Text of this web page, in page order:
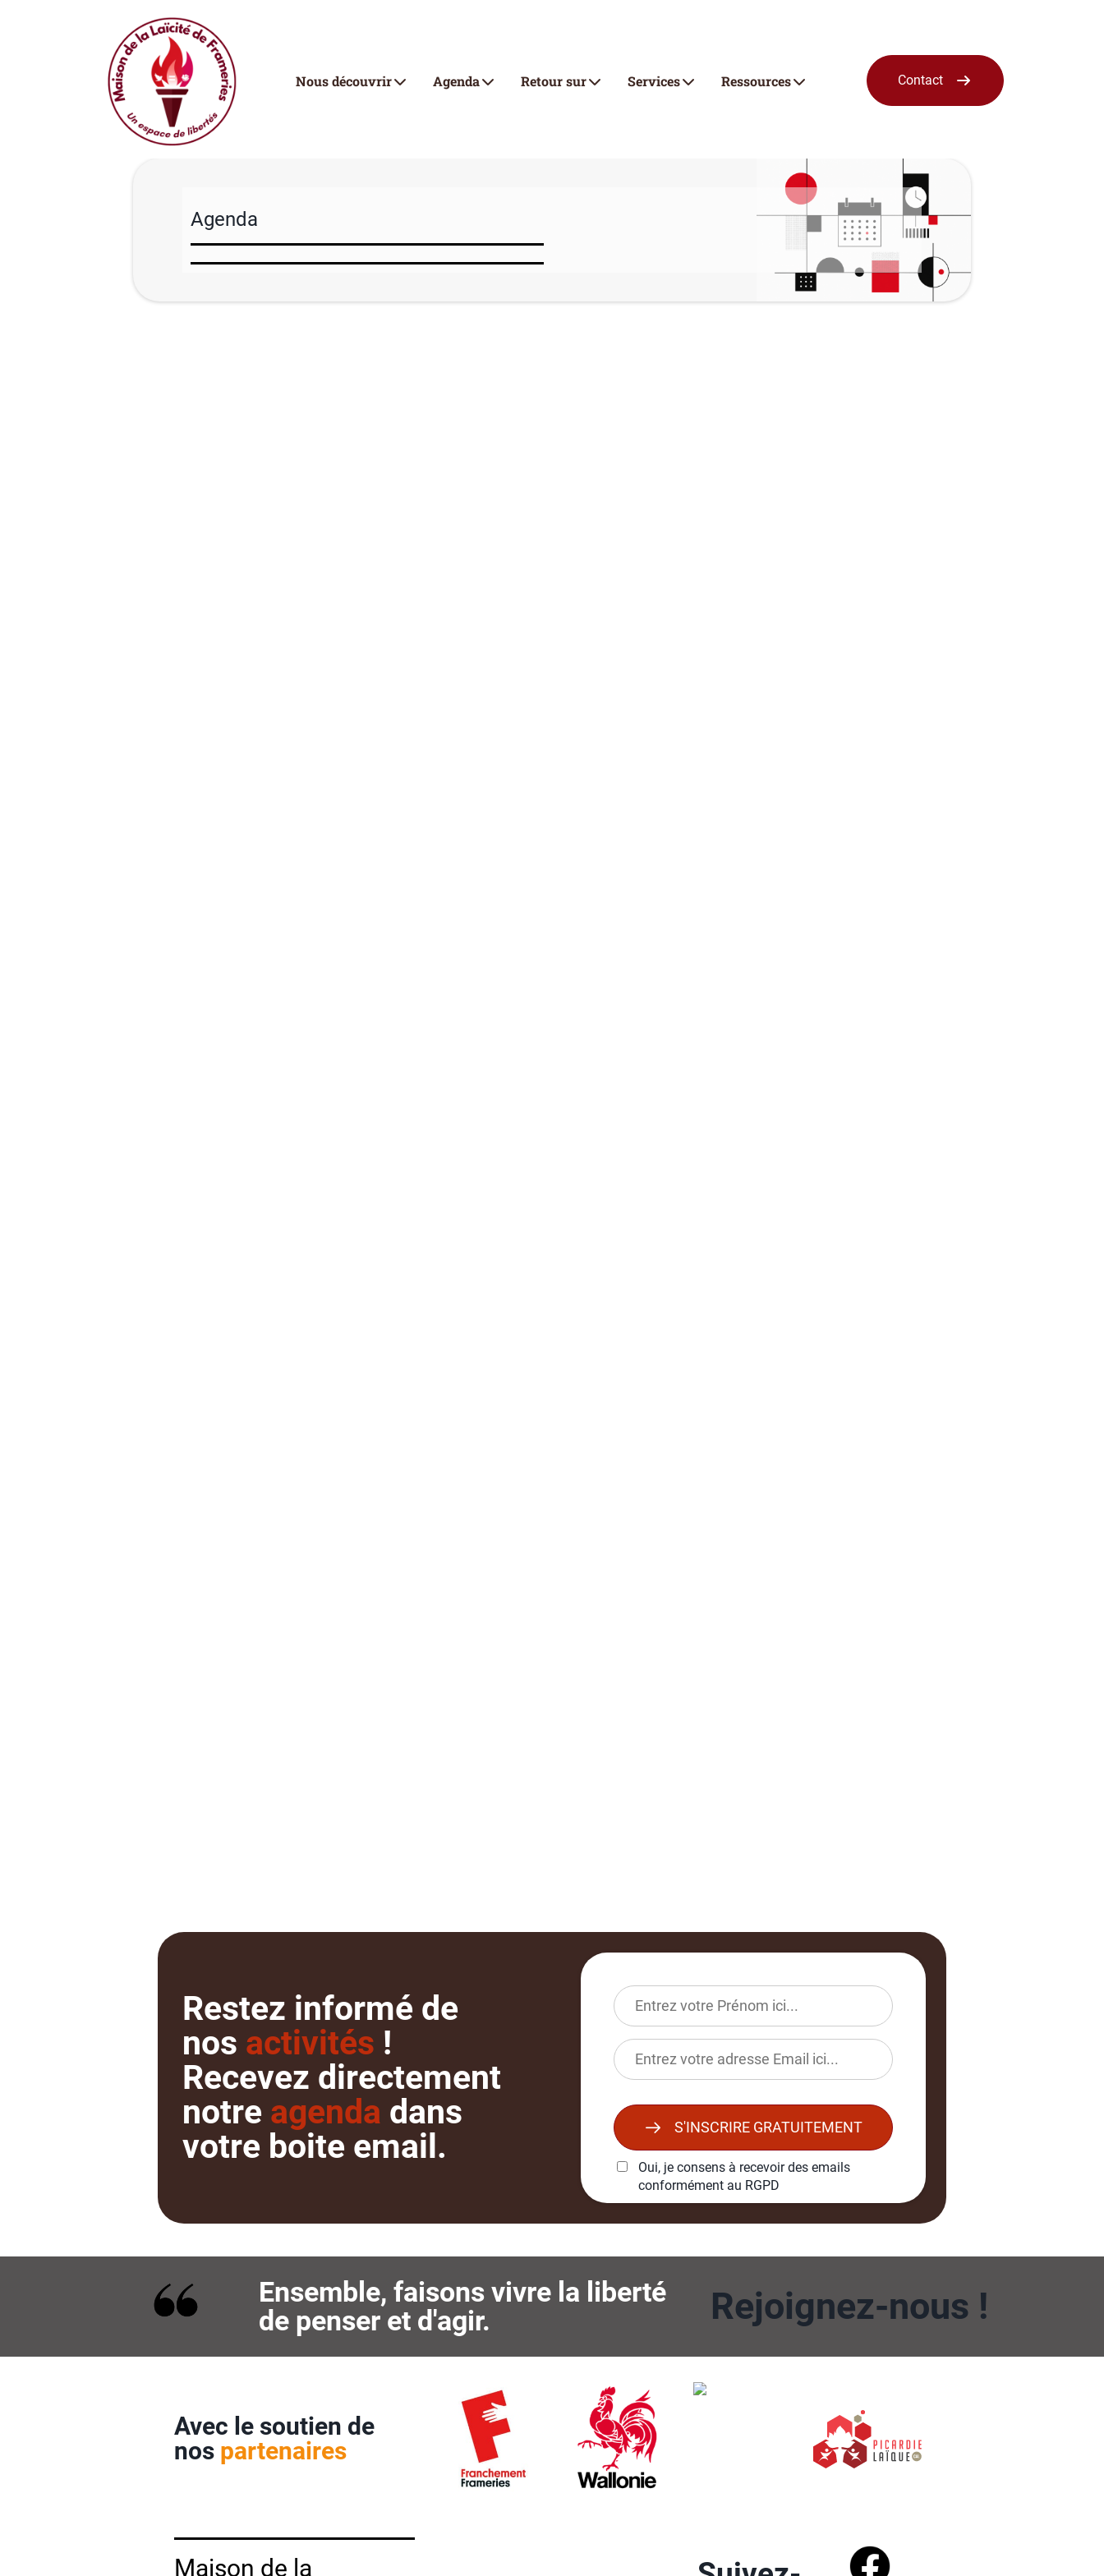
Nous découvrir Agenda Retour sur Services Ressources Contact
Agenda
Restez informé de
nos activités !
Recevez directement
notre agenda dans
votre boite email.
S'INSCRIRE GRATUITEMENT
Oui, je consens à recevoir des emails
conformément au RGPD
Ensemble, faisons vivre la liberté
de penser et d'agir.
Rejoignez-nous !
Avec le soutien de
nos partenaires
Maison de la